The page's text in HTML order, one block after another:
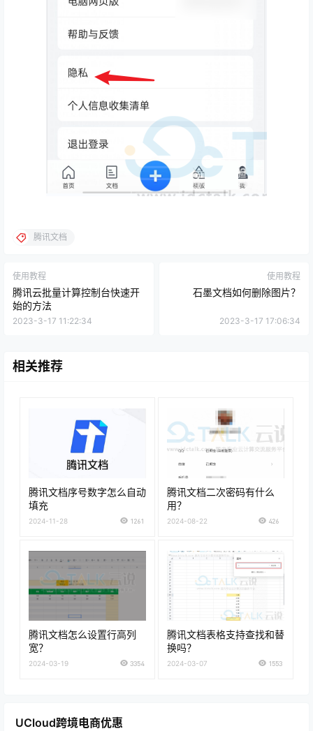
腾讯文档
使用教程
腾讯云批量计算控制台快速开
始的方法
2023-3-17 11:22:34
使用教程
石墨文档如何删除图片？
2023-3-17 17:06:34
相关推荐
腾讯文档序号数字怎么自动
填充
2024-11-28 1261
腾讯文档二次密码有什么
用？
2024-08-22 426
腾讯文档怎么设置行高列
宽？
2024-03-19 3354
腾讯文档表格支持查找和替
换吗？
2024-03-07 1553
UCloud跨境电商优惠